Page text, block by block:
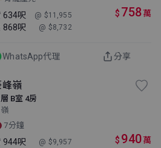
634呎 @ $11,955
868呎 @ $8,732
$ 758萬
WhatsApp代理 分享
峰嶺
B室 4房
7分鐘
944呎 @ $9,957 $ 940萬